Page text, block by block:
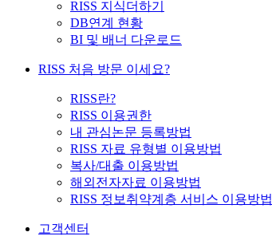
RISS 지식더하기
DB연계 현황
BI 및 배너 다운로드
RISS 처음 방문 이세요?
RISS란?
RISS 이용권한
내 관심논문 등록방법
RISS 자료 유형별 이용방법
복사/대출 이용방법
해외전자자료 이용방법
RISS 정보취약계층 서비스 이용방법
고객센터